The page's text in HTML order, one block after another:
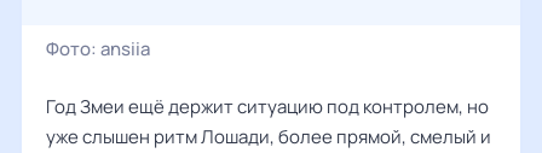
Фото: ansiia
Год Змеи ещё держит ситуацию под контролем, но
уже слышен ритм Лошади, более прямой, смелый и